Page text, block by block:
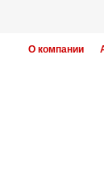
О компании